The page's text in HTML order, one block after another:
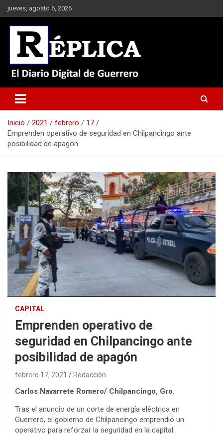
Saltar
al
contenido
jueves, agosto 6, 2026
Réplica
Inicio 2021 febrero
17
Emprenden operativo de seguridad en Chilpancingo ante
posibilidad de apagón
CAPITAL
Emprenden operativo de
seguridad en Chilpancingo ante
posibilidad de apagón
febrero 17, 2021 Redacción
Carlos Navarrete Romero/ Chilpancingo, Gro.
Tras el anuncio de un corte de energía eléctrica en
Guerrero, el gobierno de Chilpancingo emprendió un
operativo para reforzar la seguridad en la capital.